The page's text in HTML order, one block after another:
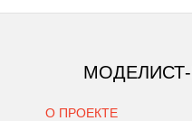
О ПРОЕКТЕ